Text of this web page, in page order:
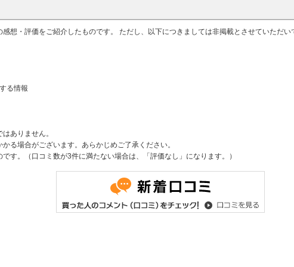
想・評価をご紹介したものです。 ただし、以下につきましては非掲載とさせていただ
る情報
ありません。
る場合がございます。あらかじめご了承ください。
す。（口コミ数が3件に満たない場合は、「評価なし」になります。）